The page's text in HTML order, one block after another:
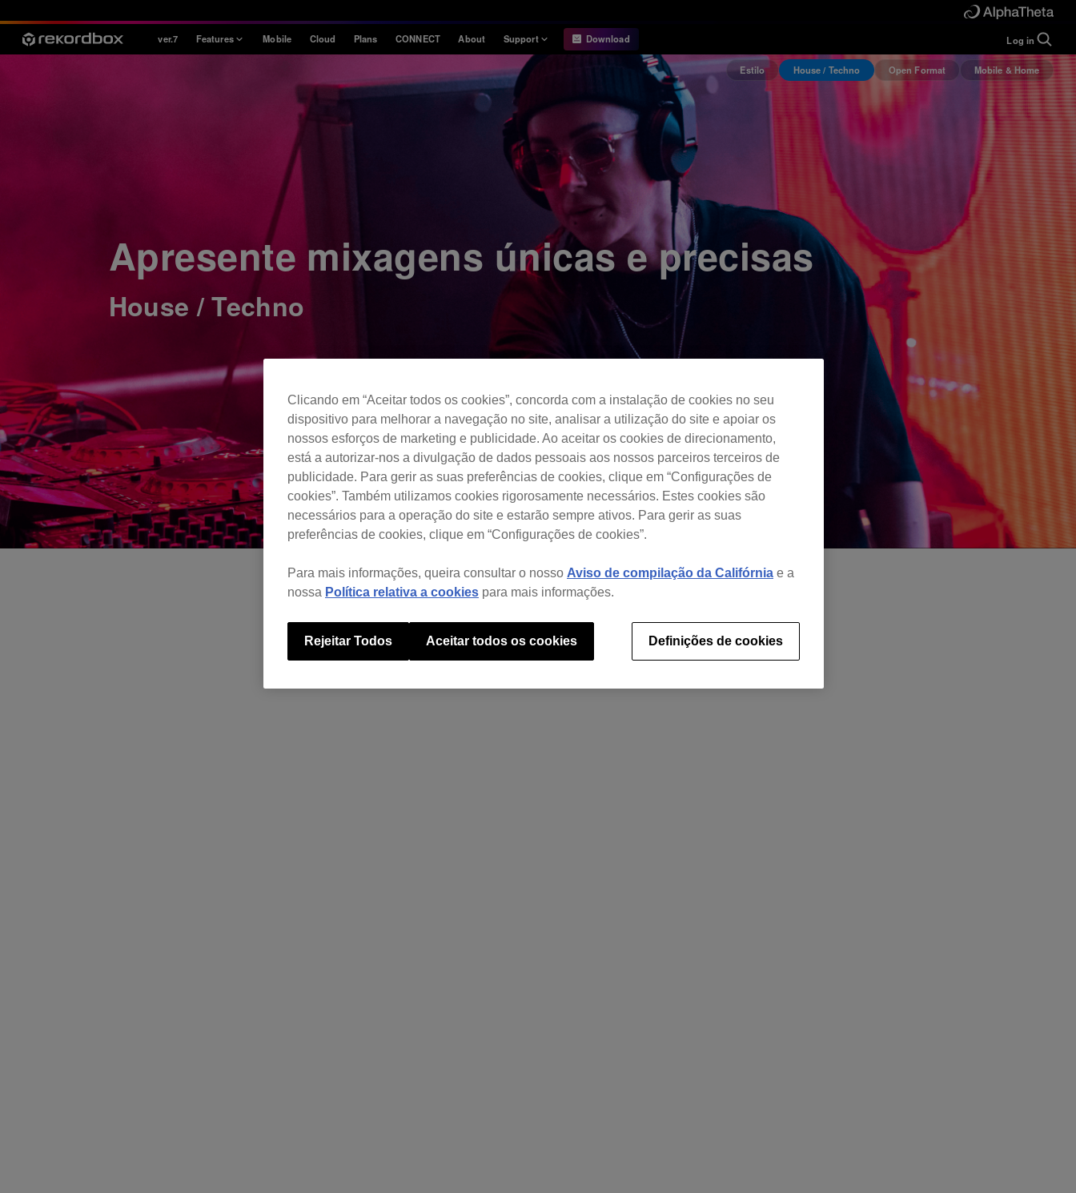
ver.7 Features Mobile Cloud Plans CONNECT About Support
Information
Information
Compatibility
Compatible DJ units
Hardware Unlock
Hardware Diagrams
USB Export
Requirements
Guide
rekordbox for
Help
Download Log in
Estilo House / Techno Open Format Mobile & Home
Apresente mixagens únicas e precisas
House / Techno
Clicando em “Aceitar todos os cookies”, concorda com a instalação de cookies no seu
dispositivo para melhorar a navegação no site, analisar a utilização do site e apoiar os
nossos esforços de marketing e publicidade. Ao aceitar os cookies de direcionamento,
está a autorizar-nos a divulgação de dados pessoais aos nossos parceiros terceiros de
publicidade. Para gerir as suas preferências de cookies, clique em “Configurações de
cookies”. Também utilizamos cookies rigorosamente necessários. Estes cookies são
necessários para a operação do site e estarão sempre ativos. Para gerir as suas
preferências de cookies, clique em “Configurações de cookies”.
Para mais informações, queira consultar o nosso Aviso de compilação da Califórnia e a
nossa Política relativa a cookies para mais informações.
Definições de cookies
Rejeitar Todos Aceitar todos os cookies